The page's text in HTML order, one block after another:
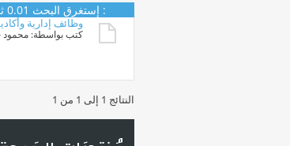
: إستغرق البحث 0.01
وظائف إدارية
كتب بواسطة: محمود
النتائج 1 إلى 1 من 1